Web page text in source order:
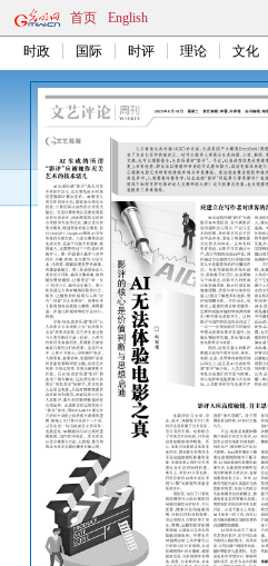
首页 English
时政 国际 时评 理论 文化